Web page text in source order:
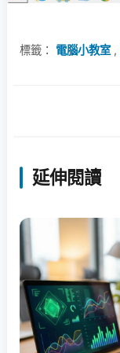
標籤： 電腦小教室 ,
延伸閱讀